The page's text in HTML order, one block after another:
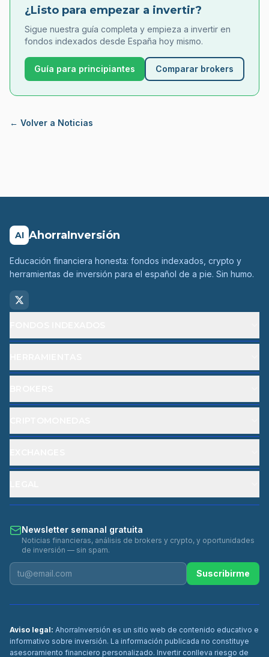
¿Listo para empezar a invertir?
Sigue nuestra guía completa y empieza a invertir en
fondos indexados desde España hoy mismo.
Guía para principiantes Comparar brokers
← Volver a Noticias
AI AhorraInversión
Educación financiera honesta: fondos indexados, crypto y
herramientas de inversión para el español de a pie. Sin humo.
Newsletter semanal gratuita
Noticias financieras, análisis de brokers y crypto, y oportunidades
de inversión — sin spam.
Suscribirme
Aviso legal: AhorraInversión es un sitio web de contenido educativo e
informativo sobre inversión. La información publicada no constituye
asesoramiento financiero personalizado. Invertir conlleva riesgo de